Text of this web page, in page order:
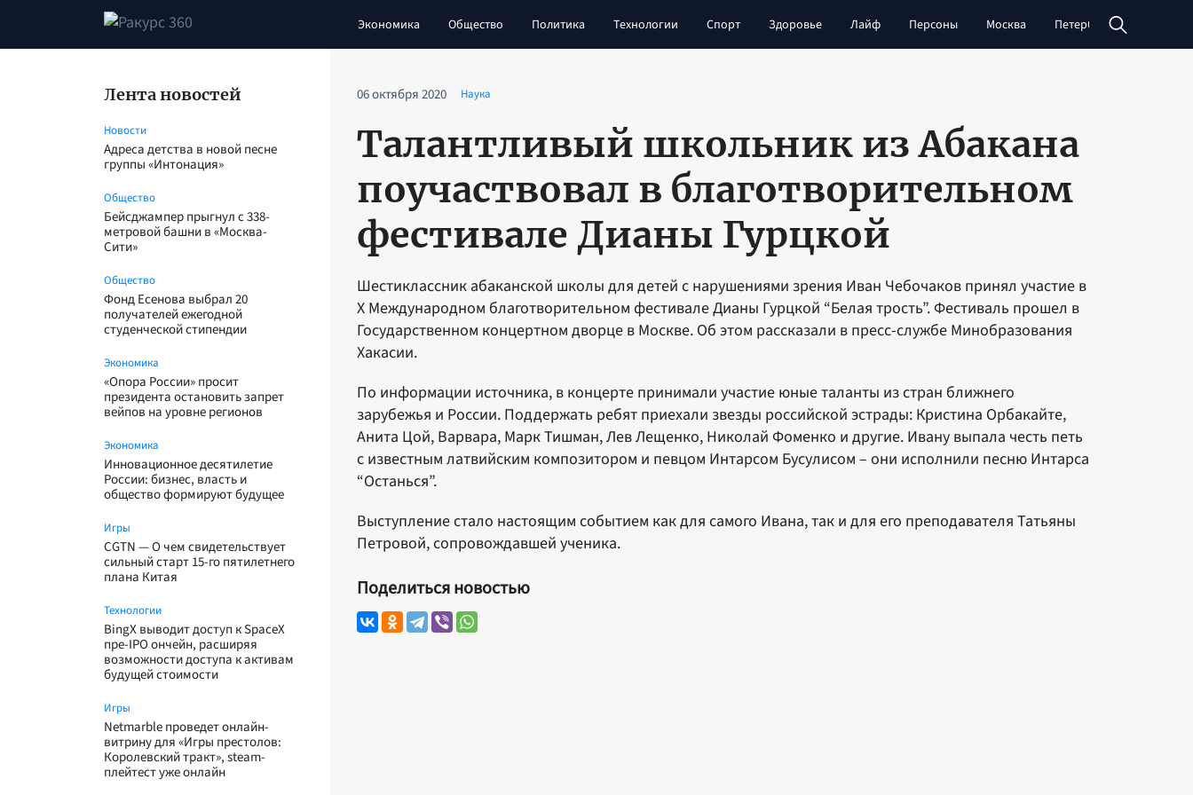
Экономика Общество Политика Технологии Спорт Здоровье Лайф Персоны Москва Петербург
Лента новостей
Новости
Адреса детства в новой песне
группы «Интонация»
Общество
Бейсджампер прыгнул с 338-
метровой башни в «Москва-
Сити»
Общество
Фонд Есенова выбрал 20
получателей ежегодной
студенческой стипендии
Экономика
«Опора России» просит
президента остановить запрет
вейпов на уровне регионов
Экономика
Инновационное десятилетие
России: бизнес, власть и
общество формируют будущее
Игры
CGTN — О чем свидетельствует
сильный старт 15-го пятилетнего
плана Китая
Технологии
BingX выводит доступ к SpaceX
пре-IPO ончейн, расширяя
возможности доступа к активам
будущей стоимости
Игры
Netmarble проведет онлайн-
витрину для «Игры престолов:
Королевский тракт», steam-
плейтест уже онлайн
06 октября 2020 Наука
Талантливый школьник из Абакана
поучаствовал в благотворительном
фестивале Дианы Гурцкой
Шестиклассник абаканской школы для детей с нарушениями зрения Иван Чебочаков принял участие в
Х Международном благотворительном фестивале Дианы Гурцкой “Белая трость”. Фестиваль прошел в
Государственном концертном дворце в Москве. Об этом рассказали в пресс-службе Минобразования
Хакасии.
По информации источника, в концерте принимали участие юные таланты из стран ближнего
зарубежья и России. Поддержать ребят приехали звезды российской эстрады: Кристина Орбакайте,
Анита Цой, Варвара, Марк Тишман, Лев Лещенко, Николай Фоменко и другие. Ивану выпала честь петь
с известным латвийским композитором и певцом Интарсом Бусулисом – они исполнили песню Интарса
“Останься”.
Выступление стало настоящим событием как для самого Ивана, так и для его преподавателя Татьяны
Петровой, сопровождавшей ученика.
Поделиться новостью